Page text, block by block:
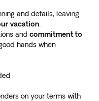
and details, leaving
vacation
and commitment to
hands when
on your terms with